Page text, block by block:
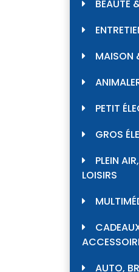
BEAUTÉ
MAISON
PETIT
GROS
PLEIN
LOISIRS
AUTO,